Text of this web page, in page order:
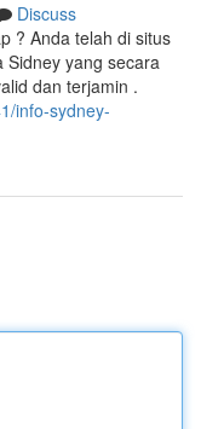
Discuss
? Anda telah di situs
Sidney yang secara
dan terjamin .
info-sydney-